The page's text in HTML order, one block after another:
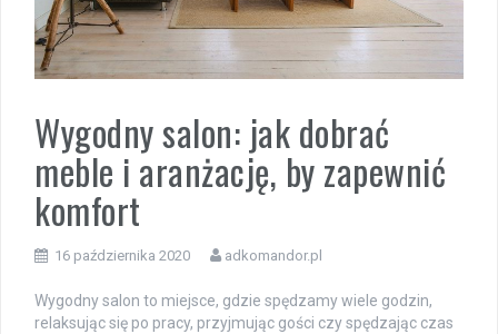
Wygodny salon: jak dobrać
meble i aranżację, by zapewnić
komfort
16 października 2020 adkomandor.pl
Wygodny salon to miejsce, gdzie spędzamy wiele godzin,
relaksując się po pracy, przyjmując gości czy spędzając czas